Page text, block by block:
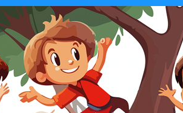
CLéA
–
Collectif